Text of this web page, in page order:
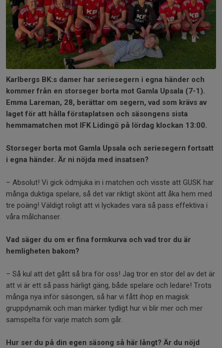
Karlbergs BK:s damer har seriesegern i egna händer och
kommer från en storseger borta mot Gamla Upsala (7-1).
Emma Lareman, 28, berättar om segern, vad som krävs av
laget för att hålla förstaplatsen och säsongens sista
hemmamatchen mot IFK Lidingö på lördag klockan 13:00.
Storseger borta mot Gamla Upsala och seriesegern fortsatt
i egna händer. Är ni nöjda med insatsen?
– Absolut! Vi gick ödmjuka in i matchen och visste att GUSK har
många duktiga spelare, så det var riktigt skönt att åka hem med
tre poäng! Väldigt roligt att vi lyckades vara så pass effektiva i
våra målchanser.
Vad säger du om er fina formkurva och vad tror du är
hemligheten bakom?
– Så kul att det gått så bra för oss! Jag tror en stor del av det är
att vi är ett så pass härligt gäng, både spelare och ledare! Trots
många nya inför säsongen, så har vi fått ihop en magisk
gruppdynamik och man märker tydligt hur vi blir mer och mer
samspelta för varje match som går.
Hur ser du på din egen säsong så här långt? Är du nöjd